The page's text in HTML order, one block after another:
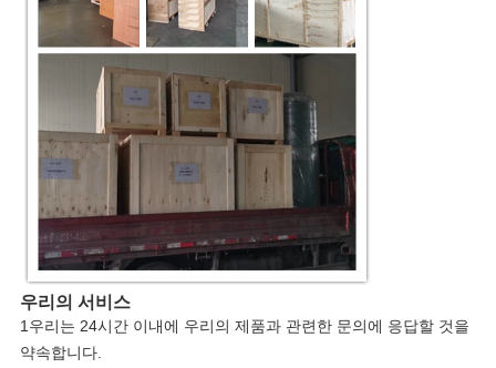
우리의 서비스
1우리는 24시간 이내에 우리의 제품과 관련한 문의에 응답할 것을
약속합니다.